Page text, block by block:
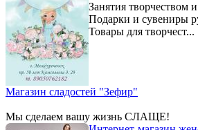
Занятия творчеством
Подарки и сувениры
Товары для творчест...
Магазин сладостей "Зефир"
Мы сделаем вашу жизнь СЛАЩЕ!